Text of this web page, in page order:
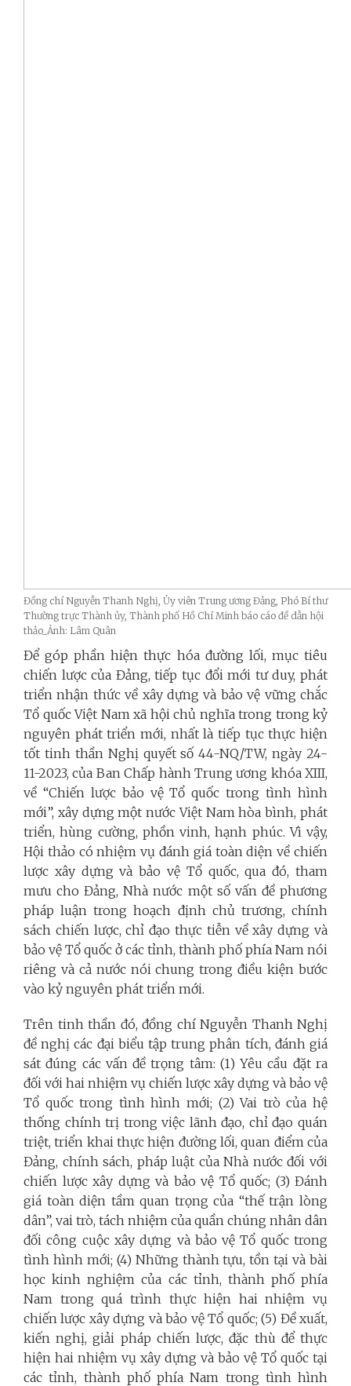
Đồng chí Nguyễn Thanh Nghị, Ủy viên Trung ương Đảng, Phó Bí thư
Thường trực Thành ủy, Thành phố Hồ Chí Minh báo cáo đề dẫn hội
thảo_Ảnh: Lâm Quân
Để góp phần hiện thực hóa đường lối, mục tiêu
chiến lược của Đảng, tiếp tục đổi mới tư duy, phát
triển nhận thức về xây dựng và bảo vệ vững chắc
Tổ quốc Việt Nam xã hội chủ nghĩa trong trong kỷ
nguyên phát triển mới, nhất là tiếp tục thực hiện
tốt tinh thần Nghị quyết số 44-NQ/TW, ngày 24-
11-2023, của Ban Chấp hành Trung ương khóa XIII,
về “Chiến lược bảo vệ Tổ quốc trong tình hình
mới”, xây dựng một nước Việt Nam hòa bình, phát
triển, hùng cường, phồn vinh, hạnh phúc. Vì vậy,
Hội thảo có nhiệm vụ đánh giá toàn diện về chiến
lược xây dựng và bảo vệ Tổ quốc, qua đó, tham
mưu cho Đảng, Nhà nước một số vấn đề phương
pháp luận trong hoạch định chủ trương, chính
sách chiến lược, chỉ đạo thực tiễn về xây dựng và
bảo vệ Tổ quốc ở các tỉnh, thành phố phía Nam nói
riêng và cả nước nói chung trong điều kiện bước
vào kỷ nguyên phát triển mới.
Trên tinh thần đó, đồng chí Nguyễn Thanh Nghị
đề nghị các đại biểu tập trung phân tích, đánh giá
sát đúng các vấn đề trọng tâm: (1) Yêu cầu đặt ra
đối với hai nhiệm vụ chiến lược xây dựng và bảo vệ
Tổ quốc trong tình hình mới; (2) Vai trò của hệ
thống chính trị trong việc lãnh đạo, chỉ đạo quán
triệt, triển khai thực hiện đường lối, quan điểm của
Đảng, chính sách, pháp luật của Nhà nước đối với
chiến lược xây dựng và bảo vệ Tổ quốc; (3) Đánh
giá toàn diện tầm quan trọng của “thế trận lòng
dân”, vai trò, tách nhiệm của quần chúng nhân dân
đối công cuộc xây dựng và bảo vệ Tổ quốc trong
tình hình mới; (4) Những thành tựu, tồn tại và bài
học kinh nghiệm của các tỉnh, thành phố phía
Nam trong quá trình thực hiện hai nhiệm vụ
chiến lược xây dựng và bảo vệ Tổ quốc; (5) Đề xuất,
kiến nghị, giải pháp chiến lược, đặc thù để thực
hiện hai nhiệm vụ xây dựng và bảo vệ Tổ quốc tại
các tỉnh, thành phố phía Nam trong tình hình